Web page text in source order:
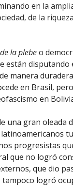
en la
de la
la plebeo
están
manera
en Brasil,
en
una gran oleada
progresistas
que no logró
que dio
logró